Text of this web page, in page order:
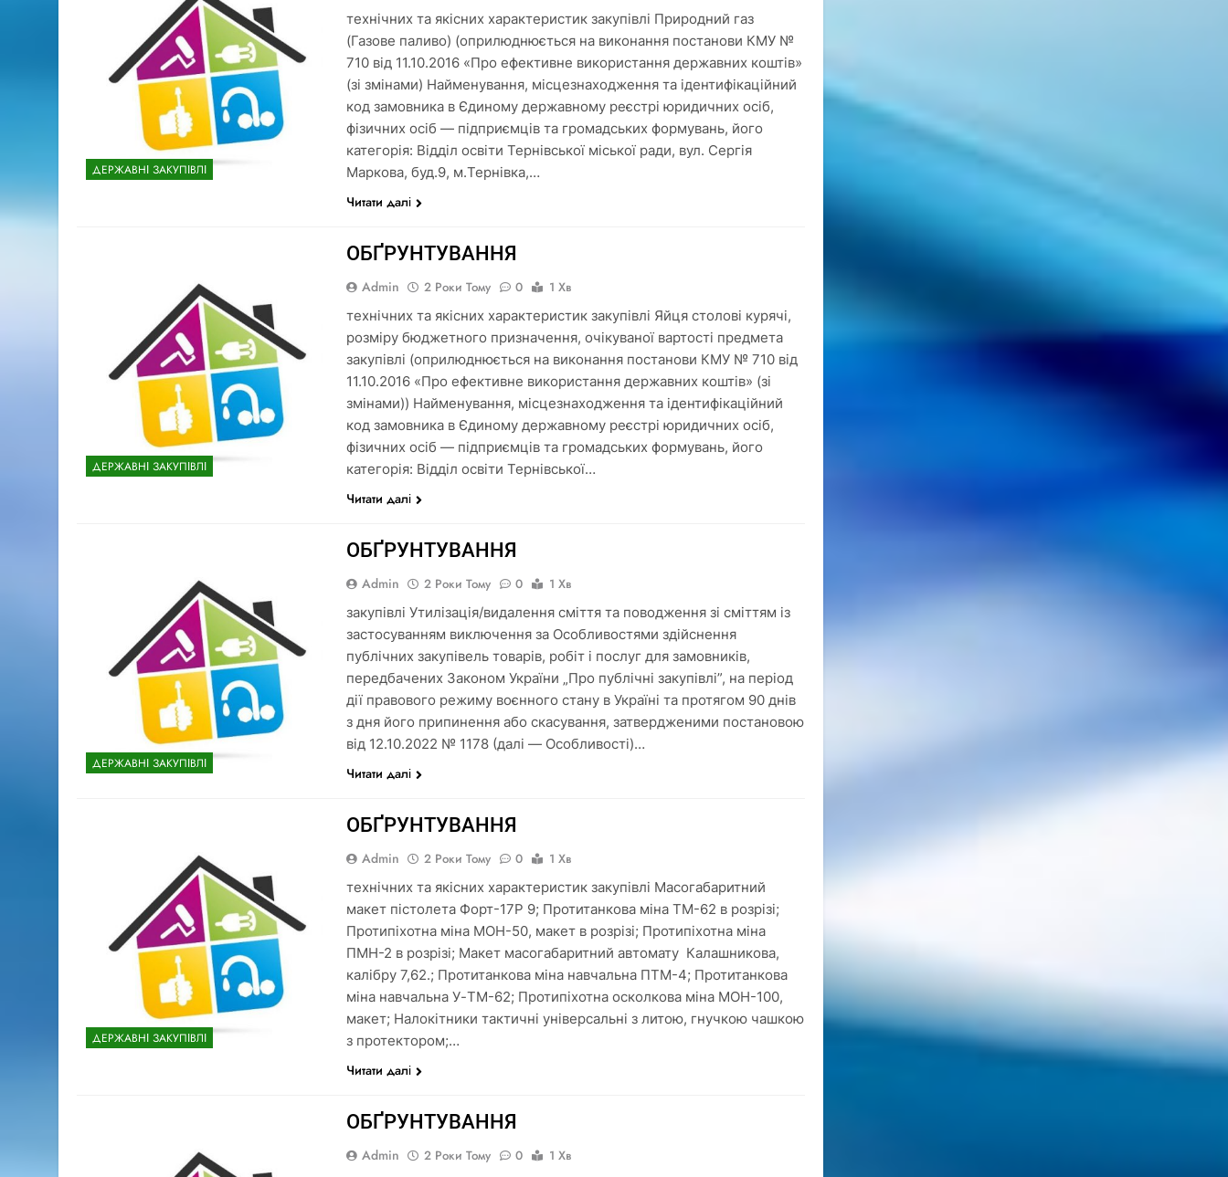
ДЕРЖАВНІ ЗАКУПІВЛІ
технічних та якісних характеристик закупівлі Природний газ
(Газове паливо) (оприлюднюється на виконання постанови КМУ №
710 від 11.10.2016 «Про ефективне використання державних коштів»
(зі змінами) Найменування, місцезнаходження та ідентифікаційний
код замовника в Єдиному державному реєстрі юридичних осіб,
фізичних осіб — підприємців та громадських формувань, його
категорія: Відділ освіти Тернівської міської ради, вул. Сергія
Маркова, буд.9, м.Тернівка,…
Читати далі
ДЕРЖАВНІ ЗАКУПІВЛІ
ОБҐРУНТУВАННЯ
Admin 2 Роки Тому 0
1 Хв
технічних та якісних характеристик закупівлі Яйця столові курячі,
розміру бюджетного призначення, очікуваної вартості предмета
закупівлі (оприлюднюється на виконання постанови КМУ № 710 від
11.10.2016 «Про ефективне використання державних коштів» (зі
змінами)) Найменування, місцезнаходження та ідентифікаційний
код замовника в Єдиному державному реєстрі юридичних осіб,
фізичних осіб — підприємців та громадських формувань, його
категорія: Відділ освіти Тернівської…
Читати далі
ДЕРЖАВНІ ЗАКУПІВЛІ
ОБҐРУНТУВАННЯ
Admin 2 Роки Тому 0
1 Хв
закупівлі Утилізація/видалення сміття та поводження зі сміттям із
застосуванням виключення за Особливостями здійснення
публічних закупівель товарів, робіт і послуг для замовників,
передбачених Законом України „Про публічні закупівлі”, на період
дії правового режиму воєнного стану в Україні та протягом 90 днів
з дня його припинення або скасування, затвердженими постановою
від 12.10.2022 № 1178 (далі — Особливості)…
Читати далі
ДЕРЖАВНІ ЗАКУПІВЛІ
ОБҐРУНТУВАННЯ
Admin 2 Роки Тому 0
1 Хв
технічних та якісних характеристик закупівлі Масогабаритний
макет пістолета Форт-17Р 9; Протитанкова міна ТМ-62 в розрізі;
Протипіхотна міна МОН-50, макет в розрізі; Протипіхотна міна
ПМН-2 в розрізі; Макет масогабаритний автомату ​​ Калашникова, ​​
калібру 7,62.; Протитанкова міна навчальна ПТМ-4; Протитанкова
міна навчальна У-ТМ-62; Протипіхотна осколкова міна МОН-100,
макет; Налокітники тактичні універсальні з литою, гнучкою чашкою
з протектором;…
Читати далі
ОБҐРУНТУВАННЯ
Admin 2 Роки Тому 0
1 Хв